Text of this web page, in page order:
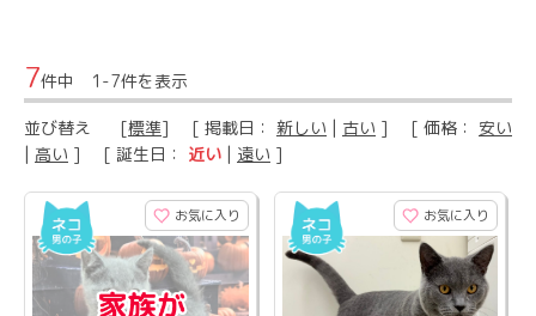
7件中 1-7件を表示
並び替え [標準] [ 掲載日： 新しい | 古い ] [ 価格： 安い
| 高い ] [ 誕生日： 近い | 遠い ]
お気に入り お気に入り